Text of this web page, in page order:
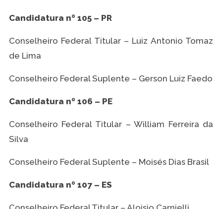
Candidatura nº 105 – PR
Conselheiro Federal Titular – Luiz Antonio Tomaz
de Lima
Conselheiro Federal Suplente – Gerson Luiz Faedo
Candidatura nº 106 – PE
Conselheiro Federal Titular – William Ferreira da
Silva
Conselheiro Federal Suplente – Moisés Dias Brasil
Candidatura nº 107 – ES